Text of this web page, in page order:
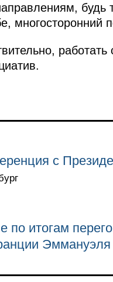
многосторонний
с
по итогам